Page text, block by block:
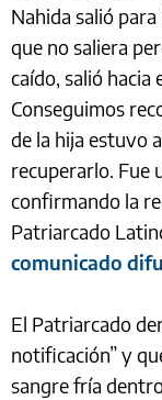
Nahida salió
que no saliera
caído, salió hacia
Conseguimos
de la hija estuvo
recuperarlo. Fue
confirmando la
Patriarcado
comunicado
El Patriarcado
notificación” y
sangre fría